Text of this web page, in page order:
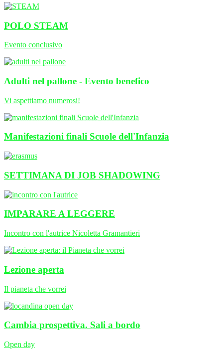
POLO STEAM
Evento conclusivo
Adulti nel pallone - Evento benefico
Vi aspettiamo numerosi!
Manifestazioni finali Scuole dell'Infanzia
SETTIMANA DI JOB SHADOWING
IMPARARE A LEGGERE
Incontro con l'autrice Nicoletta Gramantieri
Lezione aperta
Il pianeta che vorrei
Cambia prospettiva. Sali a bordo
Open day